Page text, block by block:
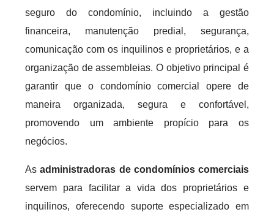
seguro do condomínio, incluindo a gestão
financeira, manutenção predial, segurança,
comunicação com os inquilinos e proprietários, e a
organização de assembleias. O objetivo principal é
garantir que o condomínio comercial opere de
maneira organizada, segura e confortável,
promovendo um ambiente propício para os
negócios.
Asadministradoras de condomínios comerciais
servem para facilitar a vida dos proprietários e
inquilinos, oferecendo suporte especializado em